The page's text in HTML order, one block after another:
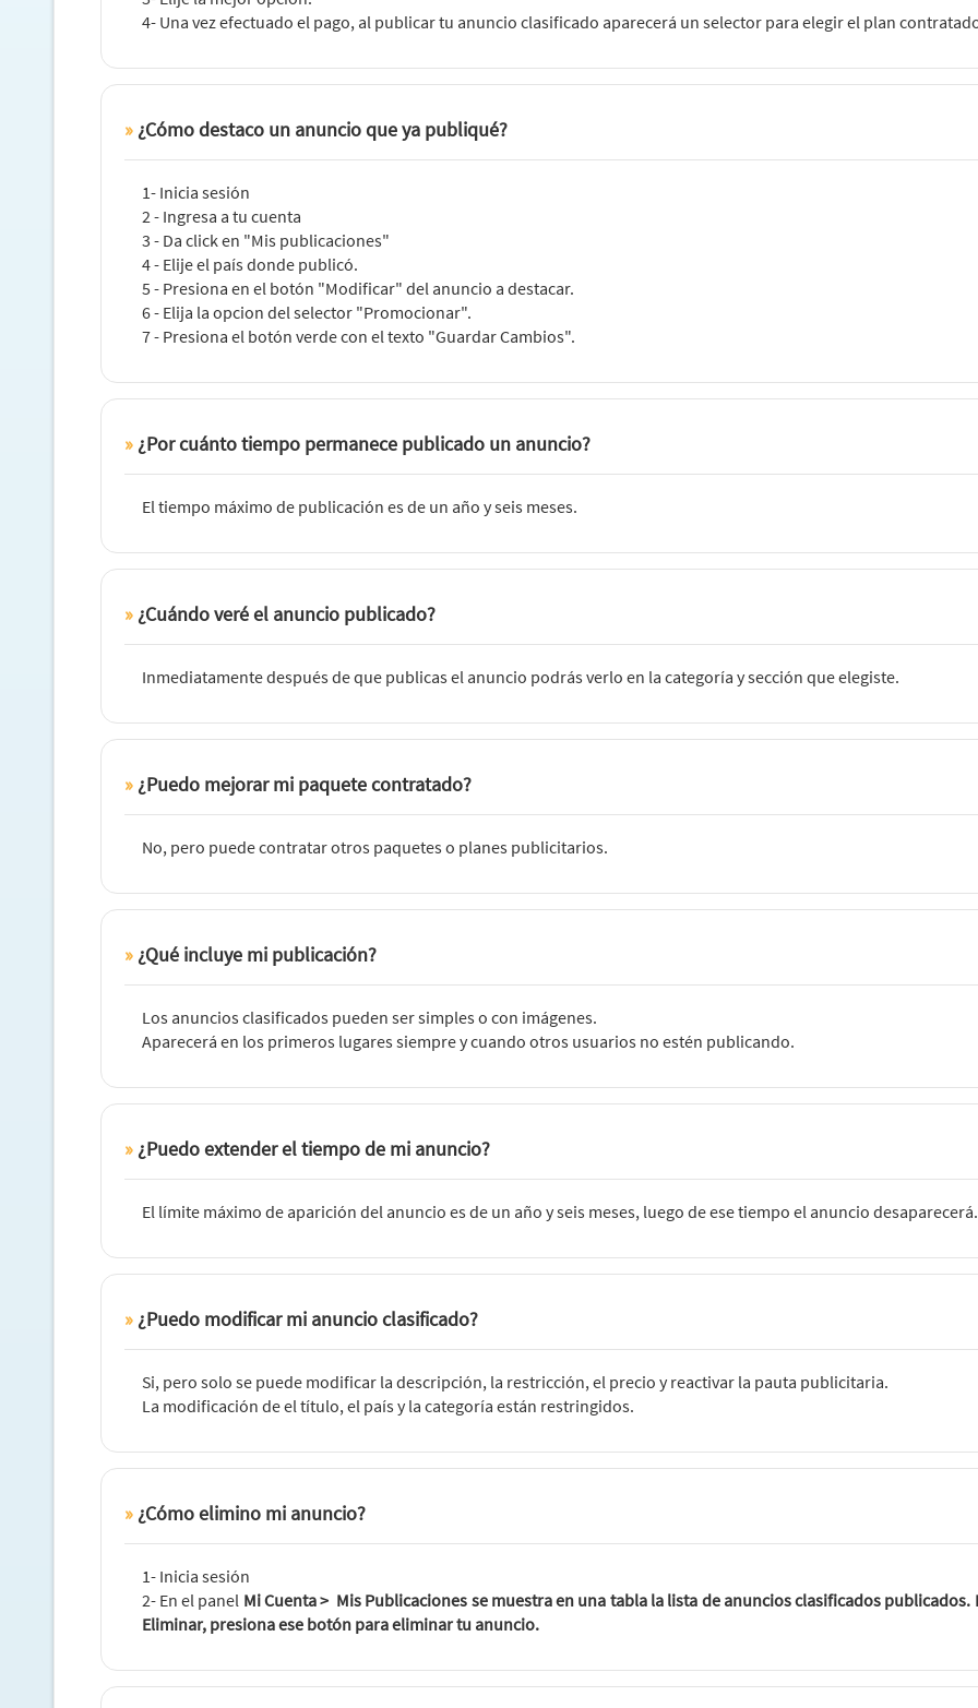
4- Una vez efectuado el pago, al publicar tu anuncio clasificado aparecerá un selector para elegir el plan
¿Cómo destaco un anuncio que ya publiqué?
1- Inicia sesión
2 - Ingresa a tu cuenta
3 - Da click en "Mis publicaciones"
4 - Elije el país donde publicó.
5 - Presiona en el botón "Modificar" del anuncio a destacar.
6 - Elija la opcion del selector "Promocionar".
7 - Presiona el botón verde con el texto "Guardar Cambios".
¿Por cuánto tiempo permanece publicado un anuncio?
El tiempo máximo de publicación es de un año y seis meses.
¿Cuándo veré el anuncio publicado?
Inmediatamente después de que publicas el anuncio podrás verlo en la categoría y sección que elegiste.
¿Puedo mejorar mi paquete contratado?
No, pero puede contratar otros paquetes o planes publicitarios.
¿Qué incluye mi publicación?
Los anuncios clasificados pueden ser simples o con imágenes.
Aparecerá en los primeros lugares siempre y cuando otros usuarios no estén publicando.
¿Puedo extender el tiempo de mi anuncio?
El límite máximo de aparición del anuncio es de un año y seis meses, luego de ese tiempo el anuncio
¿Puedo modificar mi anuncio clasificado?
Si, pero solo se puede modificar la descripción, la restricción, el precio y reactivar la pauta publicitaria.
La modificación de el título, el país y la categoría están restringidos.
¿Cómo elimino mi anuncio?
1- Inicia sesión
2- En el panel Mi Cuenta > Mis Publicaciones se muestra en una tabla la lista de anuncios clasificados
Eliminar, presiona ese botón para eliminar tu anuncio.